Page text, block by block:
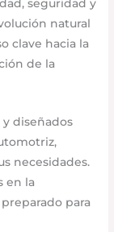
seguridad y
natural
clave hacia la
de la
y diseñados
necesidades.
en la
para